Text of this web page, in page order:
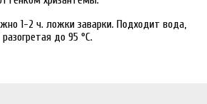
1-2 ч. ложки заварки. Подходит вода,
разогретая до 95 °C.